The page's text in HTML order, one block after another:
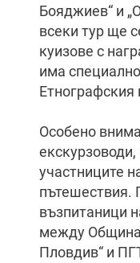
Бояджиев“ и
всеки тур ще
куизове с
има
Етнографския
Особено
участниците
пътешествия.
възпитаници
между
Пловдив“ и